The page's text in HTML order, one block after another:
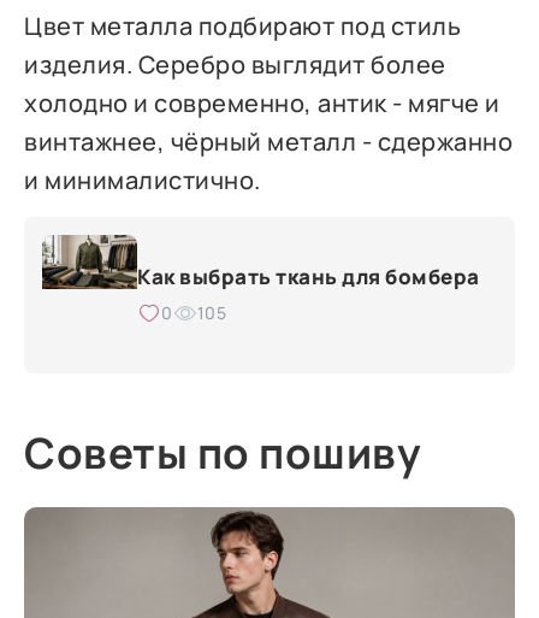
Цвет металла подбирают под стиль
изделия. Серебро выглядит более
холодно и современно, антик - мягче и
винтажнее, чёрный металл - сдержанно
и минималистично.
Как выбрать ткань для бомбера
0 105
Советы по пошиву